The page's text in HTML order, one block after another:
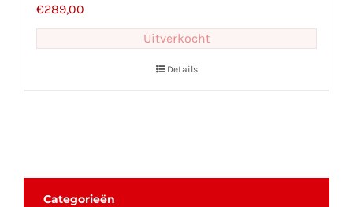
€289,00
Uitverkocht
Details
Categorieën